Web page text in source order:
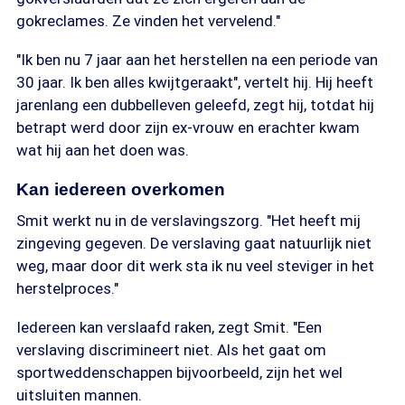
gokreclames. Ze vinden het vervelend."
"Ik ben nu 7 jaar aan het herstellen na een periode van
30 jaar. Ik ben alles kwijtgeraakt", vertelt hij. Hij heeft
jarenlang een dubbelleven geleefd, zegt hij, totdat hij
betrapt werd door zijn ex-vrouw en erachter kwam
wat hij aan het doen was.
Kan iedereen overkomen
Smit werkt nu in de verslavingszorg. "Het heeft mij
zingeving gegeven. De verslaving gaat natuurlijk niet
weg, maar door dit werk sta ik nu veel steviger in het
herstelproces."
Iedereen kan verslaafd raken, zegt Smit. "Een
verslaving discrimineert niet. Als het gaat om
sportweddenschappen bijvoorbeeld, zijn het wel
uitsluiten mannen.